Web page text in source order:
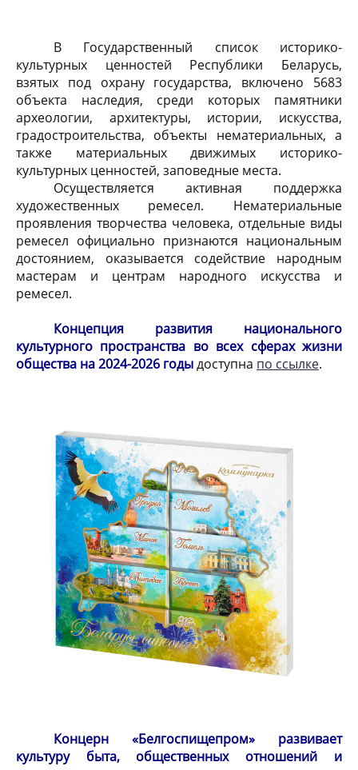
В Государственный список историко-
культурных ценностей Республики Беларусь,
взятых под охрану государства, включено 5683
объекта наследия, среди которых памятники
археологии, архитектуры, истории, искусства,
градостроительства, объекты нематериальных, а
также материальных движимых историко-
культурных ценностей, заповедные места.
Осуществляется активная поддержка
художественных ремесел. Нематериальные
проявления творчества человека, отдельные виды
ремесел официально признаются национальным
достоянием, оказывается содействие народным
мастерам и центрам народного искусства и
ремесел.
Концепция развития национального
культурного пространства во всех сферах жизни
общества на 2024-2026 годыдоступна по ссылке.
Концерн «Белгоспищепром» развивает
культуру быта, общественных отношений и